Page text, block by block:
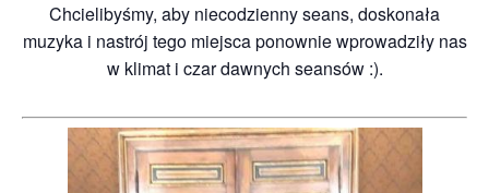
Chcielibyśmy, aby niecodzienny seans, doskonała
muzyka i nastrój tego miejsca ponownie wprowadziły nas
w klimat i czar dawnych seansów :).